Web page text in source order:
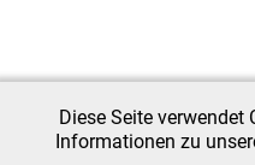
Diese Seite
Informationen zu